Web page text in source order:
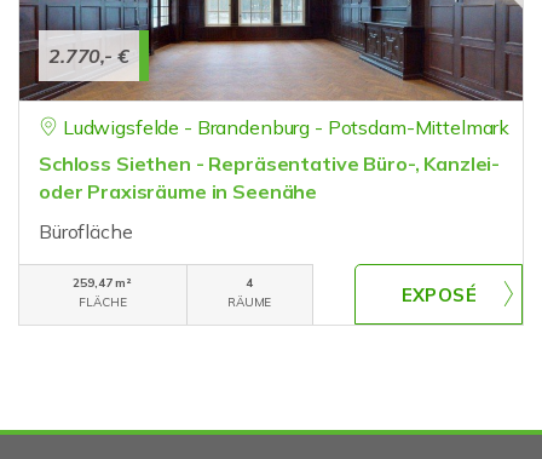
2.770,- €
Ludwigsfelde - Brandenburg - Potsdam-Mittelmark
Schloss Siethen - Repräsentative Büro-, Kanzlei-
oder Praxisräume in Seenähe
Bürofläche
259,47 m²
FLÄCHE
4
RÄUME